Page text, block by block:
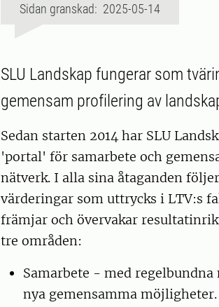
Sidan granskad: 2025-05-14
SLU Landskap fungerar som
gemensam profilering av
Sedan starten 2014 har SLU
'portal' för samarbete och
nätverk. I alla sina åtaganden
värderingar som uttrycks i LTV:s
främjar och övervakar
tre områden:
Samarbete - med
nya gemensamma möjligheter.